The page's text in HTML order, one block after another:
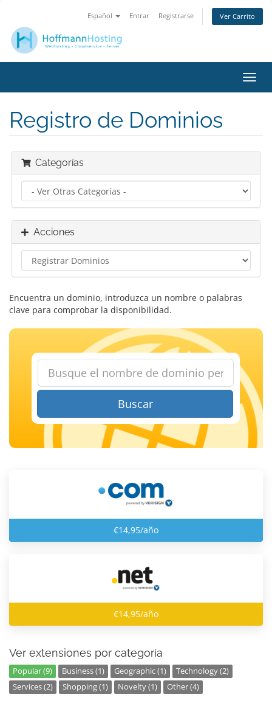
Español Entrar Registrarse Ver Carrito
Registro de Dominios
Categorías
Acciones
Encuentra un dominio, introduzca un nombre o palabras
clave para comprobar la disponibilidad.
Buscar
€14,95/año
€14,95/año
Ver extensiones por categoría
Popular (9) Business (1) Geographic (1)
Technology (2)
Services (2)
Shopping (1) Novelty (1) Other (4)